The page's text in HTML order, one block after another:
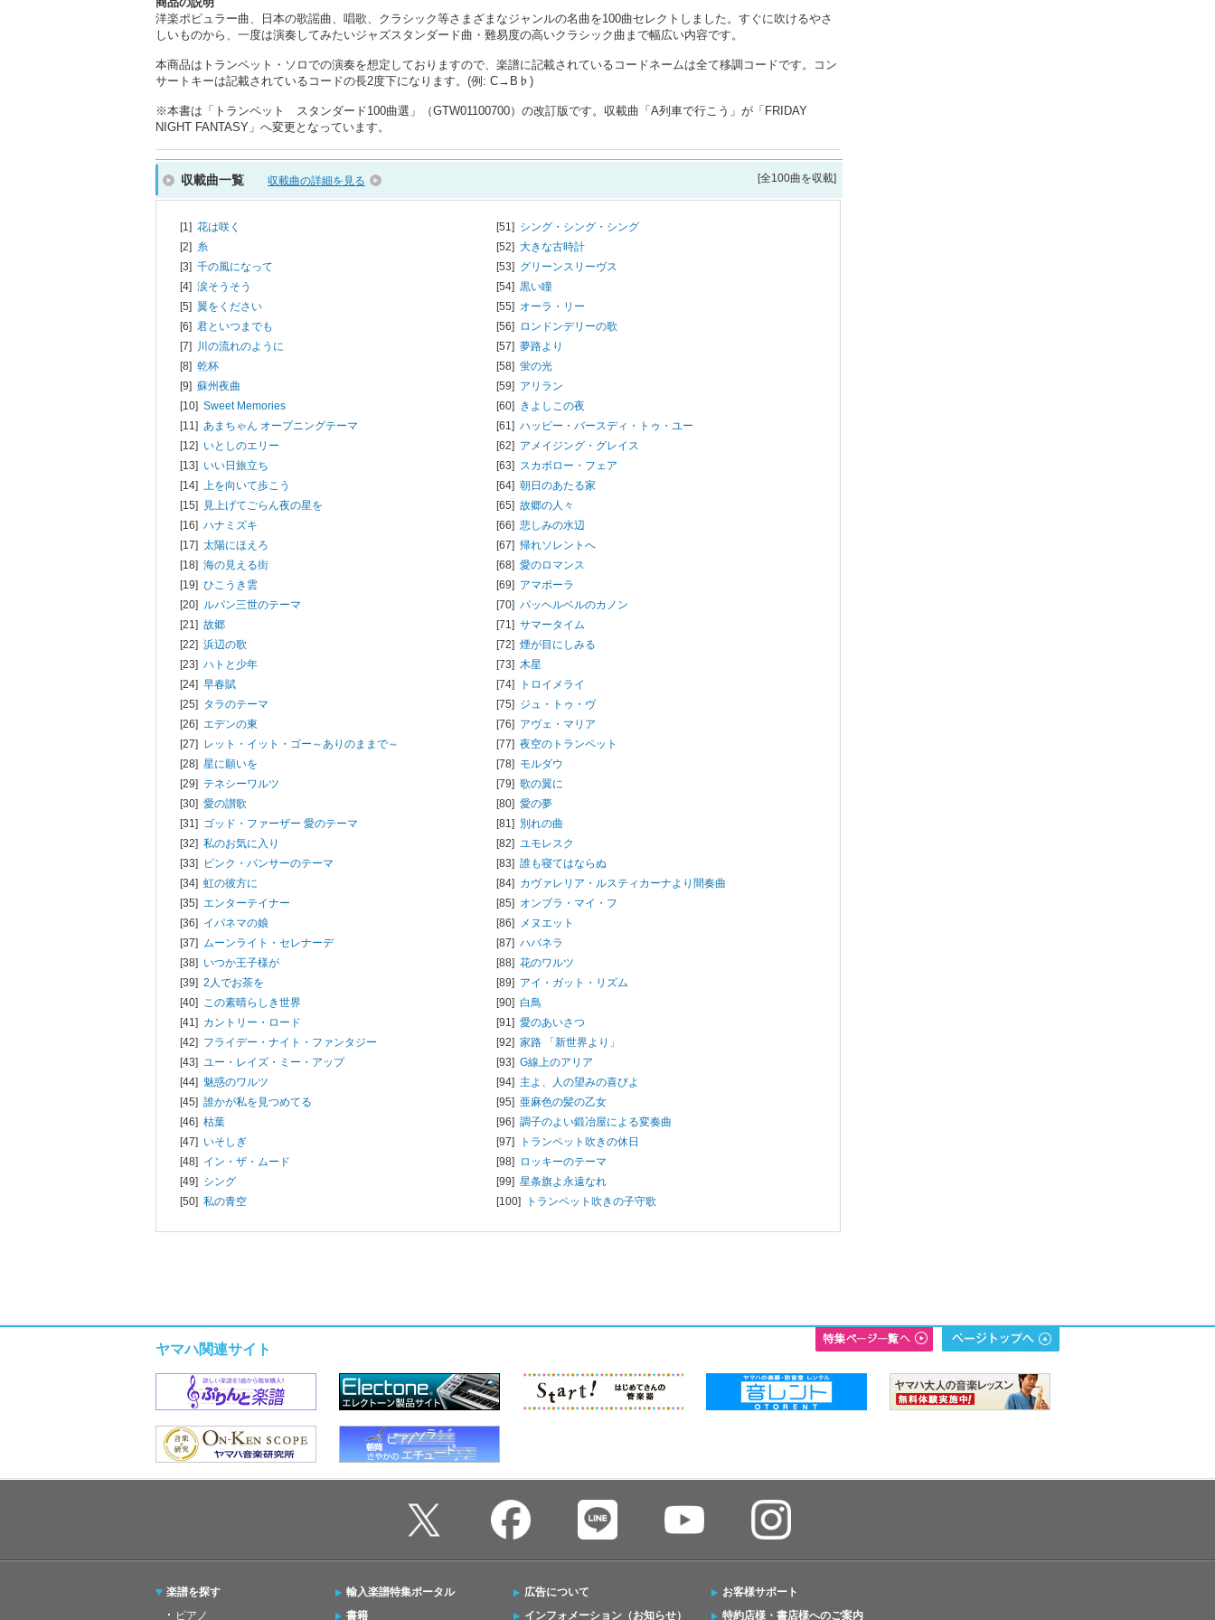
洋楽ポピュラー曲、日本の歌謡曲、唱歌、クラシック等さまざまなジャンルの名曲を100曲セレクトしました。すぐに吹けるやさ
しいものから、一度は演奏してみたいジャズスタンダード曲・難易度の高いクラシック曲まで幅広い内容です。
本商品はトランペット・ソロでの演奏を想定しておりますので、楽譜に記載されているコードネームは全て移調コードです。コン
サートキーは記載されているコードの長2度下になります。(例: C→B♭)
※本書は「トランペット スタンダード100曲選」（GTW01100700）の改訂版です。収載曲「A列車で行こう」が「FRIDAY
NIGHT FANTASY」へ変更となっています。
収載曲一覧 収載曲の詳細を見る [全100曲を収載]
[1] 花は咲く
[2] 糸
[3] 千の風になって
[4] 涙そうそう
[5] 翼をください
[6] 君といつまでも
[7] 川の流れのように
[8] 乾杯
[9] 蘇州夜曲
[10] Sweet Memories
[11] あまちゃん オープニングテーマ
[12] いとしのエリー
[13] いい日旅立ち
[14] 上を向いて歩こう
[15] 見上げてごらん夜の星を
[16] ハナミズキ
[17] 太陽にほえろ
[18] 海の見える街
[19] ひこうき雲
[20] ルパン三世のテーマ
[21] 故郷
[22] 浜辺の歌
[23] ハトと少年
[24] 早春賦
[25] タラのテーマ
[26] エデンの東
[27] レット・イット・ゴー～ありのままで～
[28] 星に願いを
[29] テネシーワルツ
[30] 愛の讃歌
[31] ゴッド・ファーザー 愛のテーマ
[32] 私のお気に入り
[33] ピンク・パンサーのテーマ
[34] 虹の彼方に
[35] エンターテイナー
[36] イパネマの娘
[37] ムーンライト・セレナーデ
[38] いつか王子様が
[39] 2人でお茶を
[40] この素晴らしき世界
[41] カントリー・ロード
[42] フライデー・ナイト・ファンタジー
[43] ユー・レイズ・ミー・アップ
[44] 魅惑のワルツ
[45] 誰かが私を見つめてる
[46] 枯葉
[47] いそしぎ
[48] イン・ザ・ムード
[49] シング
[50] 私の青空
[51] シング・シング・シング
[52] 大きな古時計
[53] グリーンスリーヴス
[54] 黒い瞳
[55] オーラ・リー
[56] ロンドンデリーの歌
[57] 夢路より
[58] 蛍の光
[59] アリラン
[60] きよしこの夜
[61] ハッピー・バースディ・トゥ・ユー
[62] アメイジング・グレイス
[63] スカボロー・フェア
[64] 朝日のあたる家
[65] 故郷の人々
[66] 悲しみの水辺
[67] 帰れソレントへ
[68] 愛のロマンス
[69] アマポーラ
[70] パッヘルベルのカノン
[71] サマータイム
[72] 煙が目にしみる
[73] 木星
[74]
トロイメライ
[75] ジュ・トゥ・ヴ
[76] アヴェ・マリア
[77] 夜空のトランペット
[78] モルダウ
[79] 歌の翼に
[80] 愛の夢
[81] 別れの曲
[82] ユモレスク
[83] 誰も寝てはならぬ
[84] カヴァレリア・ルスティカーナより間奏曲
[85] オンブラ・マイ・フ
[86] メヌエット
[87] ハバネラ
[88] 花のワルツ
[89] アイ・ガット・リズム
[90] 白鳥
[91] 愛のあいさつ
[92] 家路 「新世界より」
[93] G線上のアリア
[94] 主よ、人の望みの喜びよ
[95] 亜麻色の髪の乙女
[96] 調子のよい鍛冶屋による変奏曲
[97]
トランペット吹きの休日
[98] ロッキーのテーマ
[99] 星条旗よ永遠なれ
[100]
トランペット吹きの子守歌
ヤマハ関連サイト
楽譜を探す
ピアノ
輸入楽譜特集ポータル
書籍
広告について
インフォメーション（お知らせ）
お客様サポート
特約店様・書店様へのご案内